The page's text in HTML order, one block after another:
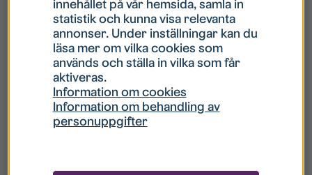
Hur gör jag om mitt konto är låst?
Hur gör jag när jag glömt mitt lösenord?
Vad innebär Gästkonto/Gästanvändare?
innehållet på vår hemsida, samla in
statistik och kunna visa relevanta
annonser. Under inställningar kan du
läsa mer om vilka cookies som
används och ställa in vilka som får
aktiveras.
Information om cookies
Information om behandling av
personuppgifter